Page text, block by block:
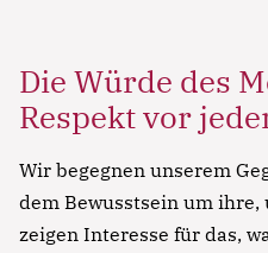
Die Würde des
Respekt vor
Wir begegnen unserem
dem Bewusstsein um
zeigen Interesse für das,